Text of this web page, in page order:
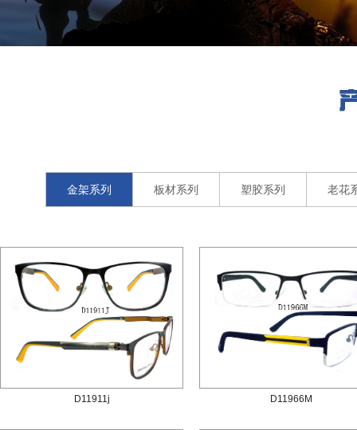
金架系列 板材系列 塑胶系列 老花
D11911j D11966M